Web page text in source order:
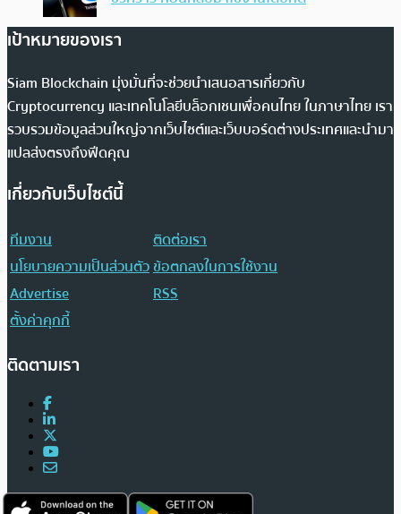
เป้าหมายของเรา
Siam Blockchain มุ่งมั่นที่จะช่วยนำเสนอสารเกี่ยวกับ
Cryptocurrency และเทคโนโลยีบล็อกเชนเพื่อคนไทย ในภาษาไทย เรา
รวบรวมข้อมูลส่วนใหญ่จากเว็บไซต์และเว็บบอร์ดต่างประเทศและนำมา
แปลส่งตรงถึงฟีดคุณ
เกี่ยวกับเว็บไซต์นี้
ทีมงาน
ติดต่อเรา
นโยบายความเป็นส่วนตัวข้อตกลงในการใช้งาน
Advertise
RSS
ตั้งค่าคุกกี้
ติดตามเรา